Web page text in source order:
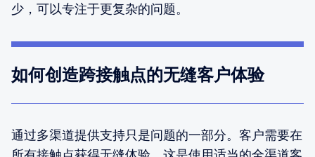
少，可以专注于更复杂的问题。
如何创造跨接触点的无缝客户体验
通过多渠道提供支持只是问题的一部分。客户需要在